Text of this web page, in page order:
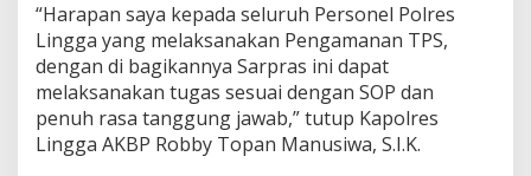
m
a
n
a
n
T
P
S
“Harapan saya kepada seluruh Personel Polres
Lingga yang melaksanakan Pengamanan TPS,
dengan di bagikannya Sarpras ini dapat
melaksanakan tugas sesuai dengan SOP dan
penuh rasa tanggung jawab,” tutup Kapolres
Lingga AKBP Robby Topan Manusiwa, S.I.K.